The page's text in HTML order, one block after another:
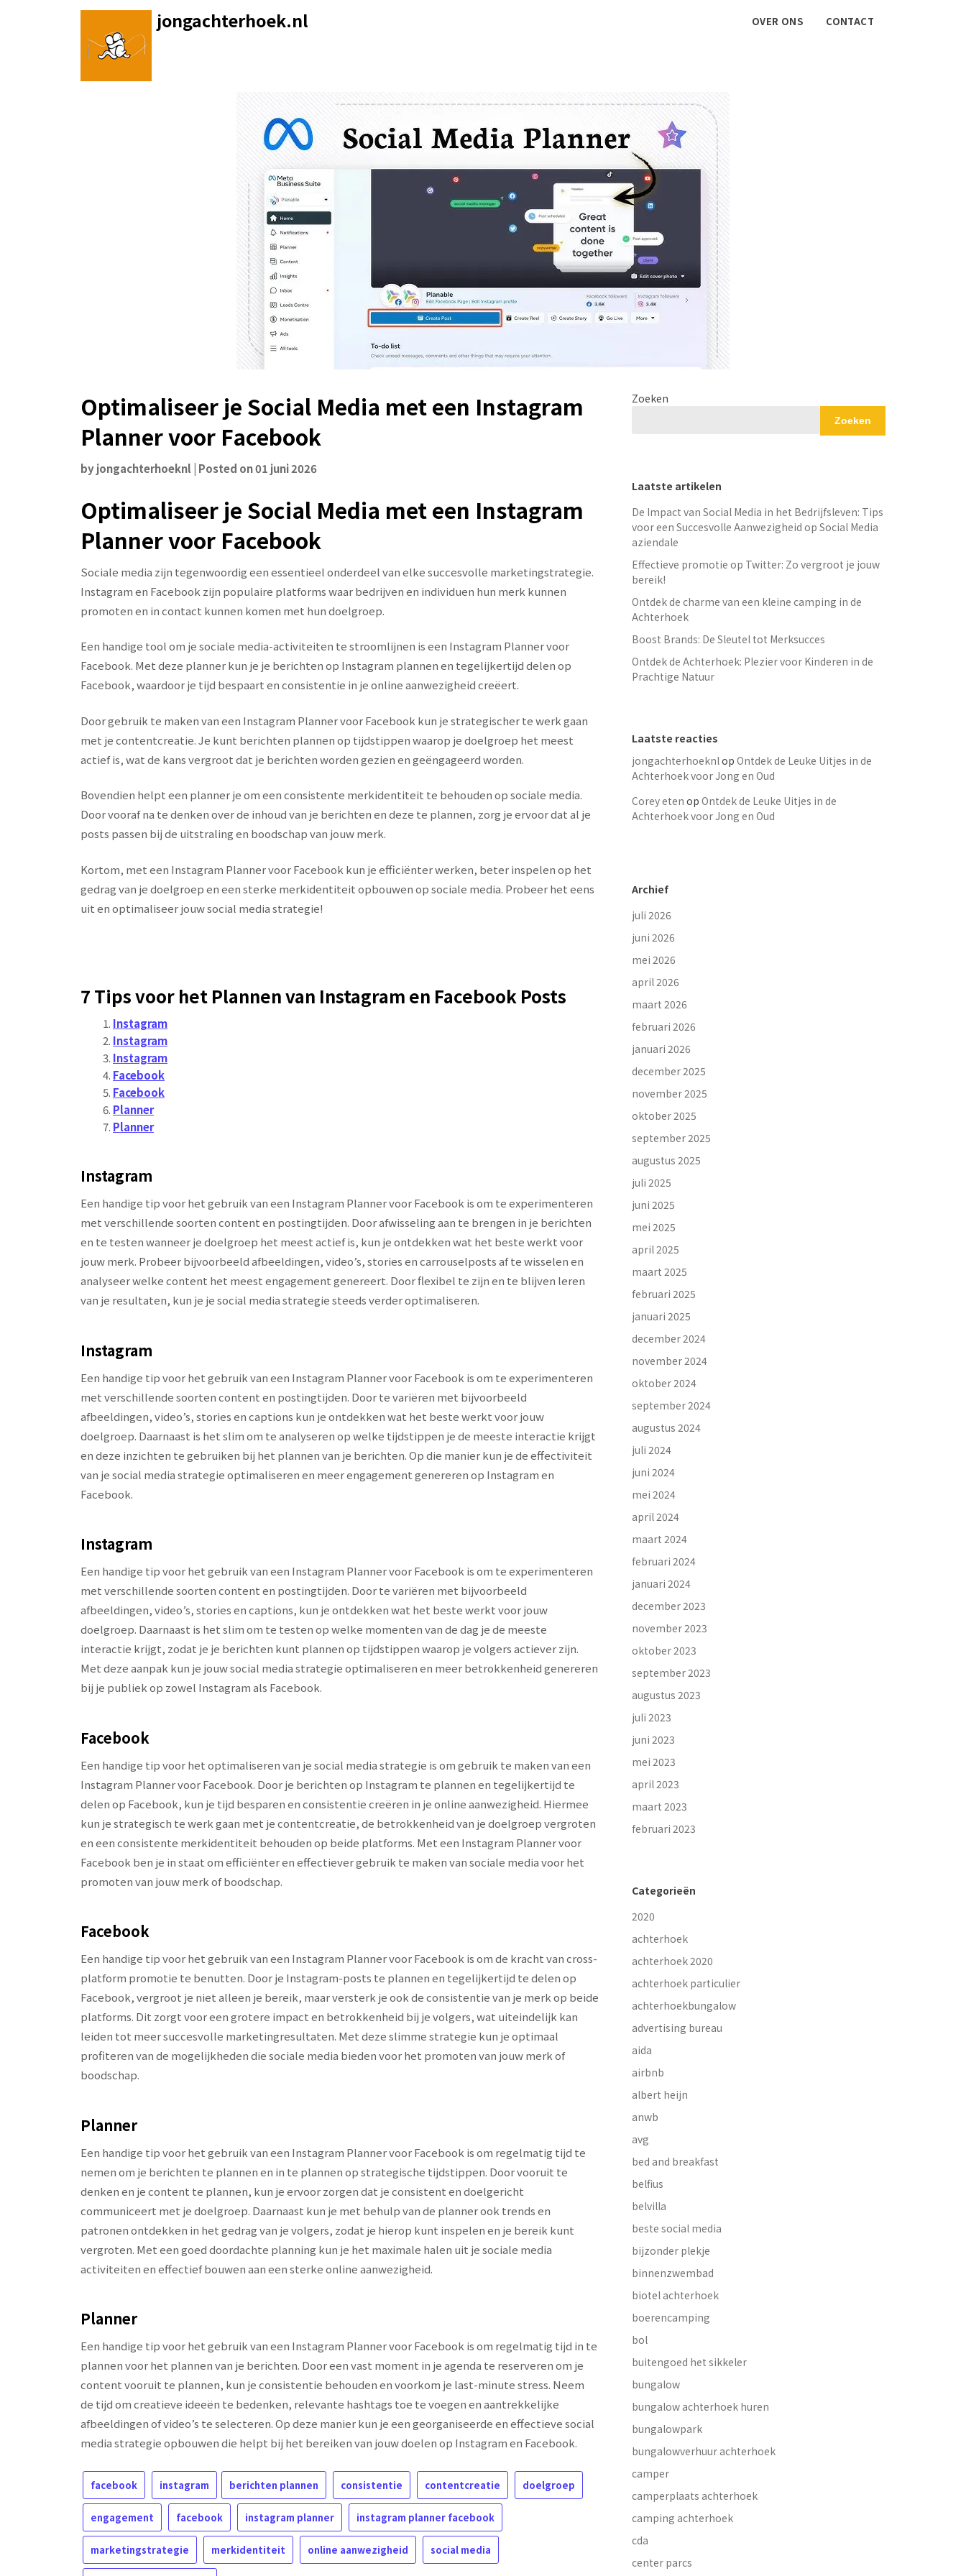
jongachterhoek.nl OVER ONS CONTACT
Optimaliseer je Social Media met een Instagram
Planner voor Facebook
byjongachterhoeknl Posted on01 juni 2026
Optimaliseer je Social Media met een Instagram
Planner voor Facebook
Sociale media zijn tegenwoordig een essentieel onderdeel van elke succesvolle marketingstrategie.
Instagram en Facebook zijn populaire platforms waar bedrijven en individuen hun merk kunnen
promoten en in contact kunnen komen met hun doelgroep.
Een handige tool om je sociale media-activiteiten te stroomlijnen is een Instagram Planner voor
Facebook. Met deze planner kun je je berichten op Instagram plannen en tegelijkertijd delen op
Facebook, waardoor je tijd bespaart en consistentie in je online aanwezigheid creëert.
Door gebruik te maken van een Instagram Planner voor Facebook kun je strategischer te werk gaan
met je contentcreatie. Je kunt berichten plannen op tijdstippen waarop je doelgroep het meest
actief is, wat de kans vergroot dat je berichten worden gezien en geëngageerd worden.
Bovendien helpt een planner je om een consistente merkidentiteit te behouden op sociale media.
Door vooraf na te denken over de inhoud van je berichten en deze te plannen, zorg je ervoor dat al je
posts passen bij de uitstraling en boodschap van jouw merk.
Kortom, met een Instagram Planner voor Facebook kun je efficiënter werken, beter inspelen op het
gedrag van je doelgroep en een sterke merkidentiteit opbouwen op sociale media. Probeer het eens
uit en optimaliseer jouw social media strategie!
7 Tips voor het Plannen van Instagram en Facebook Posts
Instagram
Instagram
Instagram
Facebook
Facebook
Planner
Planner
Instagram
Een handige tip voor het gebruik van een Instagram Planner voor Facebook is om te experimenteren
met verschillende soorten content en postingtijden. Door afwisseling aan te brengen in je berichten
en te testen wanneer je doelgroep het meest actief is, kun je ontdekken wat het beste werkt voor
jouw merk. Probeer bijvoorbeeld afbeeldingen, video’s, stories en carrouselposts af te wisselen en
analyseer welke content het meest engagement genereert. Door flexibel te zijn en te blijven leren
van je resultaten, kun je je social media strategie steeds verder optimaliseren.
Instagram
Een handige tip voor het gebruik van een Instagram Planner voor Facebook is om te experimenteren
met verschillende soorten content en postingtijden. Door te variëren met bijvoorbeeld
afbeeldingen, video’s, stories en captions kun je ontdekken wat het beste werkt voor jouw
doelgroep. Daarnaast is het slim om te analyseren op welke tijdstippen je de meeste interactie krijgt
en deze inzichten te gebruiken bij het plannen van je berichten. Op die manier kun je de effectiviteit
van je social media strategie optimaliseren en meer engagement genereren op Instagram en
Facebook.
Instagram
Een handige tip voor het gebruik van een Instagram Planner voor Facebook is om te experimenteren
met verschillende soorten content en postingtijden. Door te variëren met bijvoorbeeld
afbeeldingen, video’s, stories en captions, kun je ontdekken wat het beste werkt voor jouw
doelgroep. Daarnaast is het slim om te testen op welke momenten van de dag je de meeste
interactie krijgt, zodat je je berichten kunt plannen op tijdstippen waarop je volgers actiever zijn.
Met deze aanpak kun je jouw social media strategie optimaliseren en meer betrokkenheid genereren
bij je publiek op zowel Instagram als Facebook.
Facebook
Een handige tip voor het optimaliseren van je social media strategie is om gebruik te maken van een
Instagram Planner voor Facebook. Door je berichten op Instagram te plannen en tegelijkertijd te
delen op Facebook, kun je tijd besparen en consistentie creëren in je online aanwezigheid. Hiermee
kun je strategisch te werk gaan met je contentcreatie, de betrokkenheid van je doelgroep vergroten
en een consistente merkidentiteit behouden op beide platforms. Met een Instagram Planner voor
Facebook ben je in staat om efficiënter en effectiever gebruik te maken van sociale media voor het
promoten van jouw merk of boodschap.
Facebook
Een handige tip voor het gebruik van een Instagram Planner voor Facebook is om de kracht van cross-
platform promotie te benutten. Door je Instagram-posts te plannen en tegelijkertijd te delen op
Facebook, vergroot je niet alleen je bereik, maar versterk je ook de consistentie van je merk op beide
platforms. Dit zorgt voor een grotere impact en betrokkenheid bij je volgers, wat uiteindelijk kan
leiden tot meer succesvolle marketingresultaten. Met deze slimme strategie kun je optimaal
profiteren van de mogelijkheden die sociale media bieden voor het promoten van jouw merk of
boodschap.
Planner
Een handige tip voor het gebruik van een Instagram Planner voor Facebook is om regelmatig tijd te
nemen om je berichten te plannen en in te plannen op strategische tijdstippen. Door vooruit te
denken en je content te plannen, kun je ervoor zorgen dat je consistent en doelgericht
communiceert met je doelgroep. Daarnaast kun je met behulp van de planner ook trends en
patronen ontdekken in het gedrag van je volgers, zodat je hierop kunt inspelen en je bereik kunt
vergroten. Met een goed doordachte planning kun je het maximale halen uit je sociale media
activiteiten en effectief bouwen aan een sterke online aanwezigheid.
Planner
Een handige tip voor het gebruik van een Instagram Planner voor Facebook is om regelmatig tijd in te
plannen voor het plannen van je berichten. Door een vast moment in je agenda te reserveren om je
content vooruit te plannen, kun je consistentie behouden en voorkom je last-minute stress. Neem
de tijd om creatieve ideeën te bedenken, relevante hashtags toe te voegen en aantrekkelijke
afbeeldingen of video’s te selecteren. Op deze manier kun je een georganiseerde en effectieve social
media strategie opbouwen die helpt bij het bereiken van jouw doelen op Instagram en Facebook.
facebook instagram berichten plannen consistentie contentcreatie doelgroep
engagement facebook instagram planner instagram planner facebook
marketingstrategie merkidentiteit online aanwezigheid social media
Zoeken
Zoeken
Laatste artikelen
De Impact van Social Media in het Bedrijfsleven: Tips
voor een Succesvolle Aanwezigheid op Social Media
aziendale
Effectieve promotie op Twitter: Zo vergroot je jouw
bereik!
Ontdek de charme van een kleine camping in de
Achterhoek
Boost Brands: De Sleutel tot Merksucces
Ontdek de Achterhoek: Plezier voor Kinderen in de
Prachtige Natuur
Laatste reacties
jongachterhoeknlop Ontdek de Leuke Uitjes in de
Achterhoek voor Jong en Oud
Corey eten op Ontdek de Leuke Uitjes in de
Achterhoek voor Jong en Oud
Archief
juli 2026
juni 2026
mei 2026
april 2026
maart 2026
februari 2026
januari 2026
december 2025
november 2025
oktober 2025
september 2025
augustus 2025
juli 2025
juni 2025
mei 2025
april 2025
maart 2025
februari 2025
januari 2025
december 2024
november 2024
oktober 2024
september 2024
augustus 2024
juli 2024
juni 2024
mei 2024
april 2024
maart 2024
februari 2024
januari 2024
december 2023
november 2023
oktober 2023
september 2023
augustus 2023
juli 2023
juni 2023
mei 2023
april 2023
maart 2023
februari 2023
Categorieën
2020
achterhoek
achterhoek 2020
achterhoek particulier
achterhoekbungalow
advertising bureau
aida
airbnb
albert heijn
anwb
avg
bed and breakfast
belfius
belvilla
beste social media
bijzonder plekje
binnenzwembad
biotel achterhoek
boerencamping
bol
buitengoed het sikkeler
bungalow
bungalow achterhoek huren
bungalowpark
bungalowverhuur achterhoek
camper
camperplaats achterhoek
camping achterhoek
cda
center parcs